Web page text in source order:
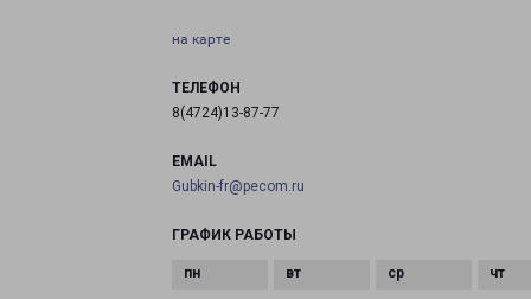
на карте
ТЕЛЕФОН
8(4724)13-87-77
EMAIL
Gubkin-fr@pecom.ru
ГРАФИК РАБОТЫ